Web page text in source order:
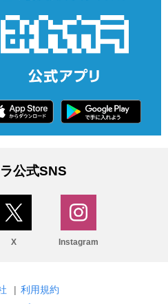
公式SNS
X Instagram
| 利用規約